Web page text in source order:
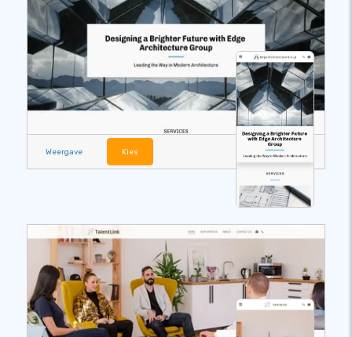
Weergave Kies